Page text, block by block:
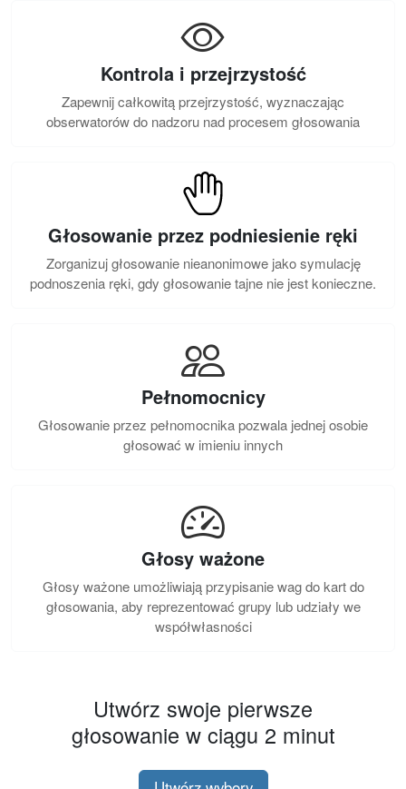
Kontrola i przejrzystość
Zapewnij całkowitą przejrzystość, wyznaczając
obserwatorów do nadzoru nad procesem głosowania
Głosowanie przez podniesienie ręki
Zorganizuj głosowanie nieanonimowe jako symulację
podnoszenia ręki, gdy głosowanie tajne nie jest konieczne.
Pełnomocnicy
Głosowanie przez pełnomocnika pozwala jednej osobie
głosować w imieniu innych
Głosy ważone
Głosy ważone umożliwiają przypisanie wag do kart do
głosowania, aby reprezentować grupy lub udziały we
współwłasności
Utwórz swoje pierwsze
głosowanie w ciągu 2 minut